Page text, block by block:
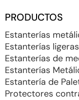
PRODUCTOS
Estanterías
Estanterías ligeras
Estanterías de
Estanterías
Estantería de
Protectores